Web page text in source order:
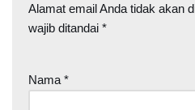
Alamat email Anda tidak akan
wajib ditandai *
Nama*